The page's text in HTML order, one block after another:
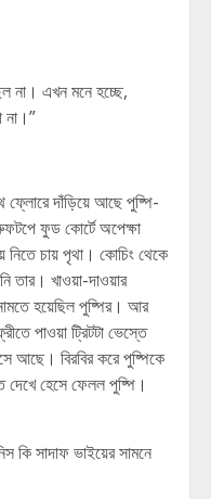
না। এখন মনে হচ্ছে,
না।”
ফ্লোরে দাঁড়িয়ে আছে পুষ্পি-
ফুড কোর্টে অপেক্ষা
চায় পৃথা। কোচিং থেকে
তার। খাওয়া-দাওয়ার
হয়েছিল পুষ্পির। আর
পাওয়া ট্রিটটা ভেস্তে
আছে। বিরবির করে পুষ্পিকে
দেখে হেসে ফেলল পুষ্পি।
কি সাদাফ ভাইয়ের সামনে